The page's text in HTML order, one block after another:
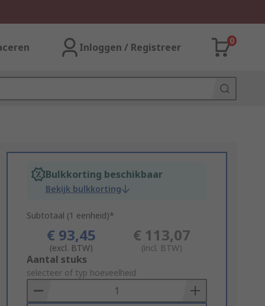
Inloggen / Registreer
0
Bulkkorting beschikbaar
Bekijk bulkkorting
Subtotaal (1 eenheid)*
€ 93,45
(excl. BTW)
€ 113,07
(incl. BTW)
Add
to
Basket
Aantal stuks
selecteer of typ hoeveelheid